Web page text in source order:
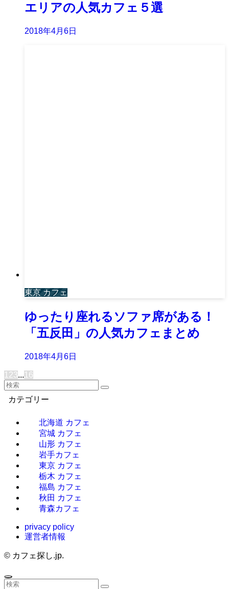
エリアの人気カフェ５選
2018年4月6日
東京 カフェ
ゆったり座れるソファ席がある！
「五反田」の人気カフェまとめ
2018年4月6日
1 23...16
カテゴリー
北海道 カフェ
宮城 カフェ
山形 カフェ
岩手カフェ
東京 カフェ
栃木 カフェ
福島 カフェ
秋田 カフェ
青森カフェ
privacy policy
運営者情報
© カフェ探し.jp.